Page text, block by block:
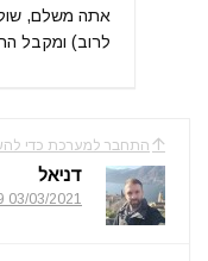
אתה משלם,
לרוב) ומקבל
התחבר למערכת כדי
דניאל
03/03/2021 at 10:39